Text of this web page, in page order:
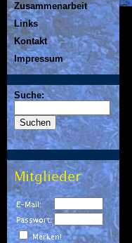
Zusammenarbeit
Links
Kontakt
Impressum
Suche: